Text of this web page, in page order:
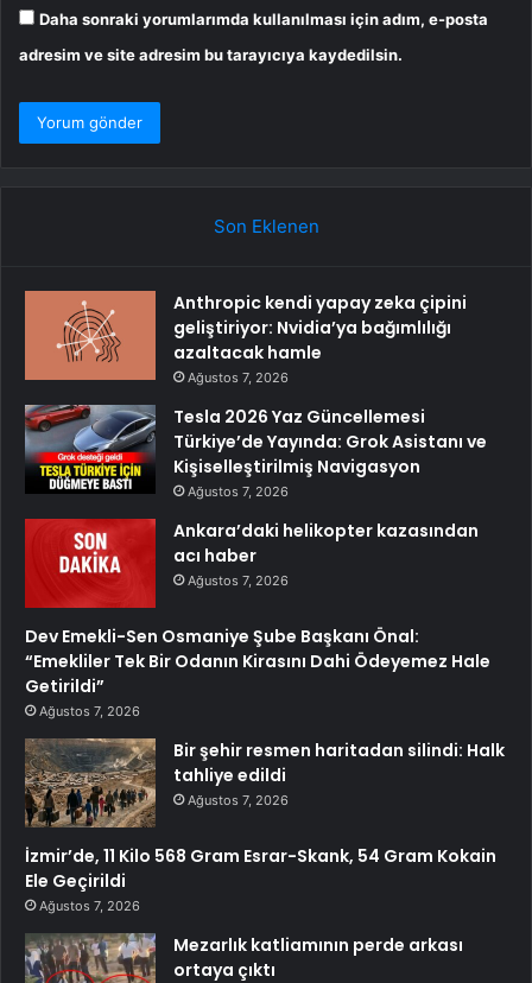
Daha sonraki yorumlarımda kullanılması için adım, e-posta
adresim ve site adresim bu tarayıcıya kaydedilsin.
Son Eklenen
Anthropic kendi yapay zeka çipini
geliştiriyor: Nvidia’ya bağımlılığı
azaltacak hamle
Ağustos 7, 2026
Tesla 2026 Yaz Güncellemesi
Türkiye’de Yayında: Grok Asistanı ve
Kişiselleştirilmiş Navigasyon
Ağustos 7, 2026
Ankara’daki helikopter kazasından
acı haber
Ağustos 7, 2026
Dev Emekli-Sen Osmaniye Şube Başkanı Önal:
“Emekliler Tek Bir Odanın Kirasını Dahi Ödeyemez Hale
Getirildi”
Ağustos 7, 2026
Bir şehir resmen haritadan silindi: Halk
tahliye edildi
Ağustos 7, 2026
İzmir’de, 11 Kilo 568 Gram Esrar-Skank, 54 Gram Kokain
Ele Geçirildi
Ağustos 7, 2026
Mezarlık katliamının perde arkası
ortaya çıktı